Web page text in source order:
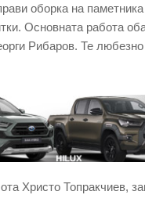
оборка на
Основната работа
Рибаров. Те любезно
Христо Топракчиев,